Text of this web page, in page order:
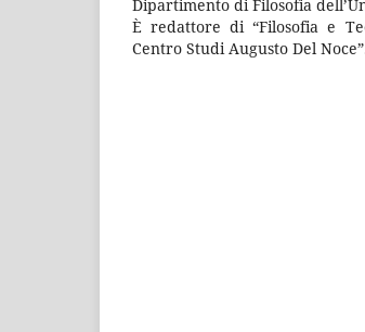
Dipartimento di Filosofia
È redattore di “Filosofia e
Centro Studi Augusto Del